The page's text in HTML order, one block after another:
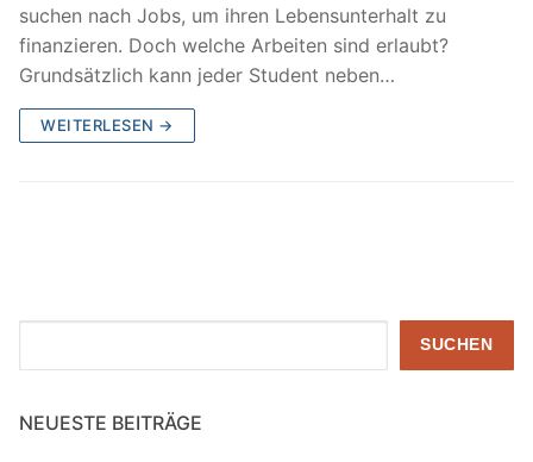
suchen nach Jobs, um ihren Lebensunterhalt zu
finanzieren. Doch welche Arbeiten sind erlaubt?
Grundsätzlich kann jeder Student neben…
WEITERLESEN →
SUCHEN
NEUESTE BEITRÄGE